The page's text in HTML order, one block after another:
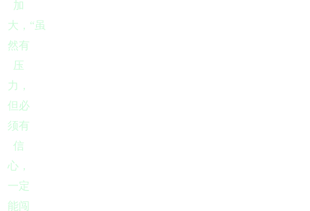
加
大，“虽
然有
压
力，
但必
须有
信
心，
一定
能闯